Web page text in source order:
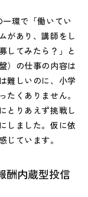
環で「働いてい
があり、講師をし
してみたら？」と
）の仕事の内容は
難しいのに、小学
くありません。
とりあえず挑戦し
しました。仮に依
ています。
酬内蔵型投信